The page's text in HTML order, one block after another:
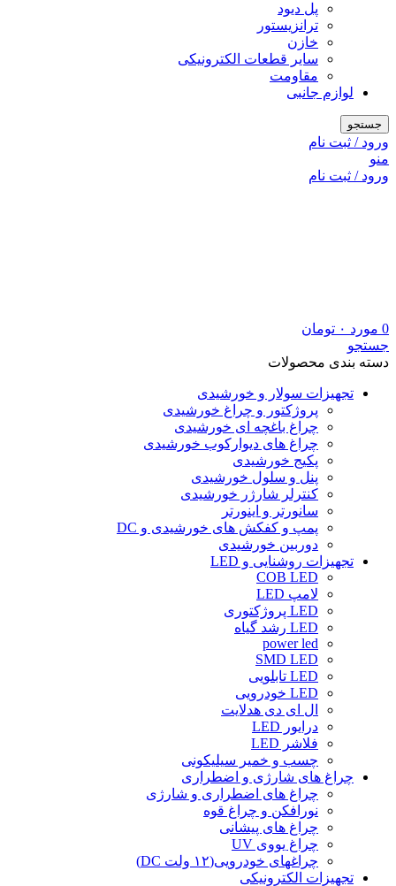
پل دیود
ترانزیستور
خازن
سایر قطعات الکترونیکی
مقاومت
لوازم جانبی
جستجو
ورود / ثبت نام
منو
ورود / ثبت نام
0 مورد ۰ تومان
جستجو
دسته بندی محصولات
تجهیزات سولار و خورشیدی
پروژکتور و چراغ خورشیدی
چراغ باغچه ای خورشیدی
چراغ های دیوارکوب خورشیدی
پکیج خورشیدی
پنل و سلول خورشیدی
کنترلر شارژر خورشیدی
سانورتر و اینورتر
پمپ و کفکش های خورشیدی و DC
دوربین خورشیدی
تجهیزات روشنایی و LED
COB LED
لامپ LED
LED پروژکتوری
LED رشد گیاه
power led
SMD LED
LED تابلویی
LED خودرویی
ال ای دی هدلایت
درایور LED
فلاشر LED
چسب و خمیر سیلیکونی
چراغ های شارژی و اضطراری
چراغ های اضطراری و شارژی
نورافکن و چراغ قوه
چراغ های پیشانی
چراغ یووی UV
چراغهای خودرویی(۱۲ ولت DC)
تجهیزات الکترونیکی